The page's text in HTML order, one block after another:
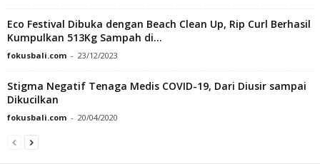
Eco Festival Dibuka dengan Beach Clean Up, Rip Curl Berhasil
Kumpulkan 513Kg Sampah di...
fokusbali.com - 23/12/2023
Stigma Negatif Tenaga Medis COVID-19, Dari Diusir sampai
Dikucilkan
fokusbali.com - 20/04/2020